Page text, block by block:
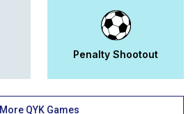
Penalty Shootout
More QYK Games